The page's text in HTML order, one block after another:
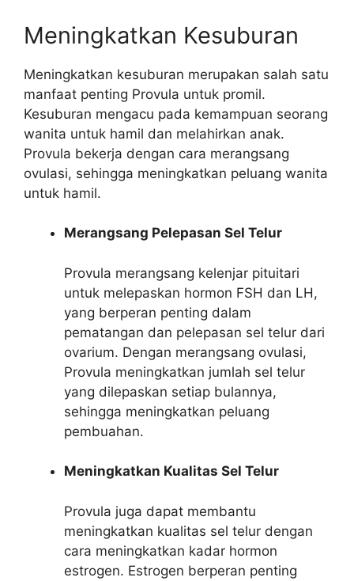
Meningkatkan Kesuburan
Meningkatkan kesuburan merupakan salah satu
manfaat penting Provula untuk promil.
Kesuburan mengacu pada kemampuan seorang
wanita untuk hamil dan melahirkan anak.
Provula bekerja dengan cara merangsang
ovulasi, sehingga meningkatkan peluang wanita
untuk hamil.
Merangsang Pelepasan Sel Telur
Provula merangsang kelenjar pituitari
untuk melepaskan hormon FSH dan LH,
yang berperan penting dalam
pematangan dan pelepasan sel telur dari
ovarium. Dengan merangsang ovulasi,
Provula meningkatkan jumlah sel telur
yang dilepaskan setiap bulannya,
sehingga meningkatkan peluang
pembuahan.
Meningkatkan Kualitas Sel Telur
Provula juga dapat membantu
meningkatkan kualitas sel telur dengan
cara meningkatkan kadar hormon
estrogen. Estrogen berperan penting